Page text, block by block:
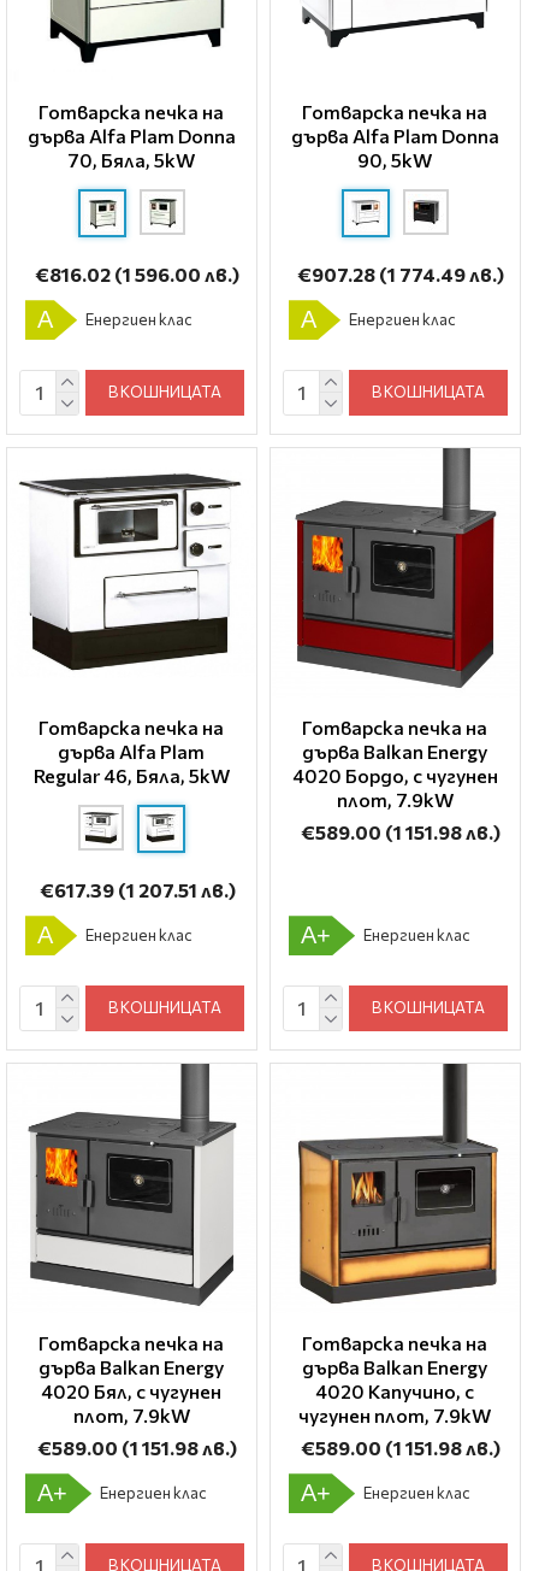
Готварска печка на
дърва Alfa Plam Donna
70, Бяла, 5kW
€816.02 (1 596.00 лв.)
A Енергиен клас
В КОШНИЦАТА
Готварска печка на
дърва Alfa Plam Donna
90, 5kW
€907.28 (1 774.49 лв.)
A Енергиен клас
В КОШНИЦАТА
Готварска печка на
дърва Alfa Plam
Regular 46, Бяла, 5kW
€617.39 (1 207.51 лв.)
A Енергиен клас
В КОШНИЦАТА
Готварска печка на
дърва Balkan Energy
4020 Бордо, с чугунен
плот, 7.9kW
€589.00 (1 151.98 лв.)
A+ Енергиен клас
В КОШНИЦАТА
Готварска печка на
дърва Balkan Energy
4020 Бял, с чугунен
плот, 7.9kW
€589.00 (1 151.98 лв.)
A+ Енергиен клас
В КОШНИЦАТА
Готварска печка на
дърва Balkan Energy
4020 Капучино, с
чугунен плот, 7.9kW
€589.00 (1 151.98 лв.)
A+ Енергиен клас
В КОШНИЦАТА